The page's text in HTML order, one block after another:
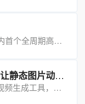
阿里巴巴千问团队推出的国内首个全周期高考志愿填报智能体，基于千问高考志愿大模型深度整合夸克8年高考数据，免费为全国考生提供个性化志愿填报服务。
腾讯混元图生视频模型：让静态图片动起来的AI视频生成工具
腾讯混元团队推出的开源AI视频生成工具，用户只需上传一张图片并输入简短描述，即可将静态图片转化为动态的短视频。